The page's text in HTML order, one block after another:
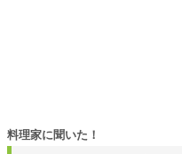
料理家に聞いた！